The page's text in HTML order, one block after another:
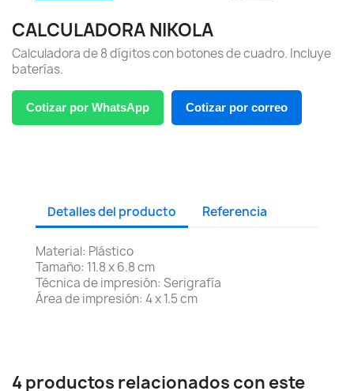
CALCULADORA NIKOLA
Calculadora de 8 dígitos con botones de cuadro. Incluye
baterías.
Cotizar por WhatsApp Cotizar por correo
Detalles del producto Referencia
Material: Plástico
Tamaño: 11.8 x 6.8 cm
Técnica de impresión: Serigrafía
Área de impresión: 4 x 1.5 cm
4 productos relacionados con este